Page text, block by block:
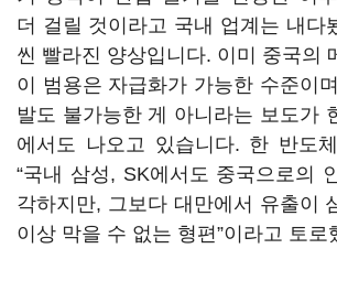
더 걸릴 것이라고 국내 업계는 내다
씬 빨라진 양상입니다. 이미 중국의
이 범용은 자급화가 가능한 수준이
발도 불가능한 게 아니라는 보도가
에서도 나오고 있습니다. 한 반도
“국내 삼성, SK에서도 중국으로의
각하지만, 그보다 대만에서 유출이
이상 막을 수 없는 형편”이라고 토로